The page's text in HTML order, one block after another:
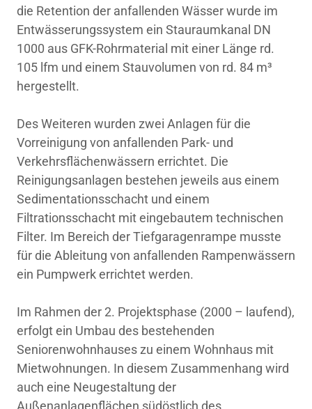
die Retention der anfallenden Wässer wurde im
Entwässerungssystem ein Stauraumkanal DN
1000 aus GFK-Rohrmaterial mit einer Länge rd.
105 lfm und einem Stauvolumen von rd. 84 m³
hergestellt.
Des Weiteren wurden zwei Anlagen für die
Vorreinigung von anfallenden Park- und
Verkehrsflächenwässern errichtet. Die
Reinigungsanlagen bestehen jeweils aus einem
Sedimentationsschacht und einem
Filtrationsschacht mit eingebautem technischen
Filter. Im Bereich der Tiefgaragenrampe musste
für die Ableitung von anfallenden Rampenwässern
ein Pumpwerk errichtet werden.
Im Rahmen der 2. Projektsphase (2000 – laufend),
erfolgt ein Umbau des bestehenden
Seniorenwohnhauses zu einem Wohnhaus mit
Mietwohnungen. In diesem Zusammenhang wird
auch eine Neugestaltung der
Außenanlagenflächen südöstlich des